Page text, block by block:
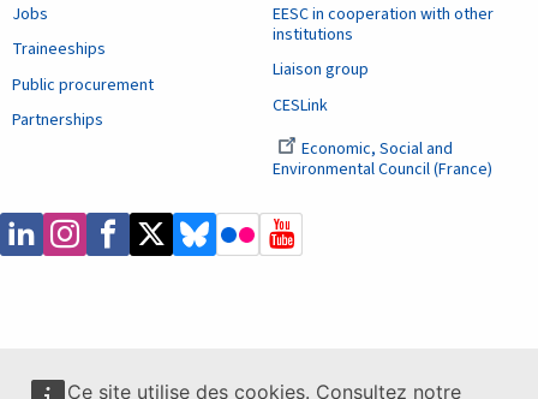
Ce site utilise des cookies. Consultez notre
Jobs
Traineeships
Public procurement
Partnerships
EESC in cooperation with other
institutions
Liaison group
CESLink
Economic, Social and
Environmental Council (France)